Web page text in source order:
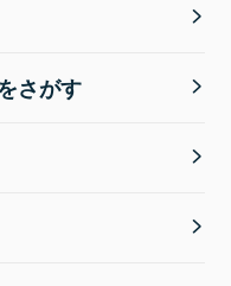
さがす